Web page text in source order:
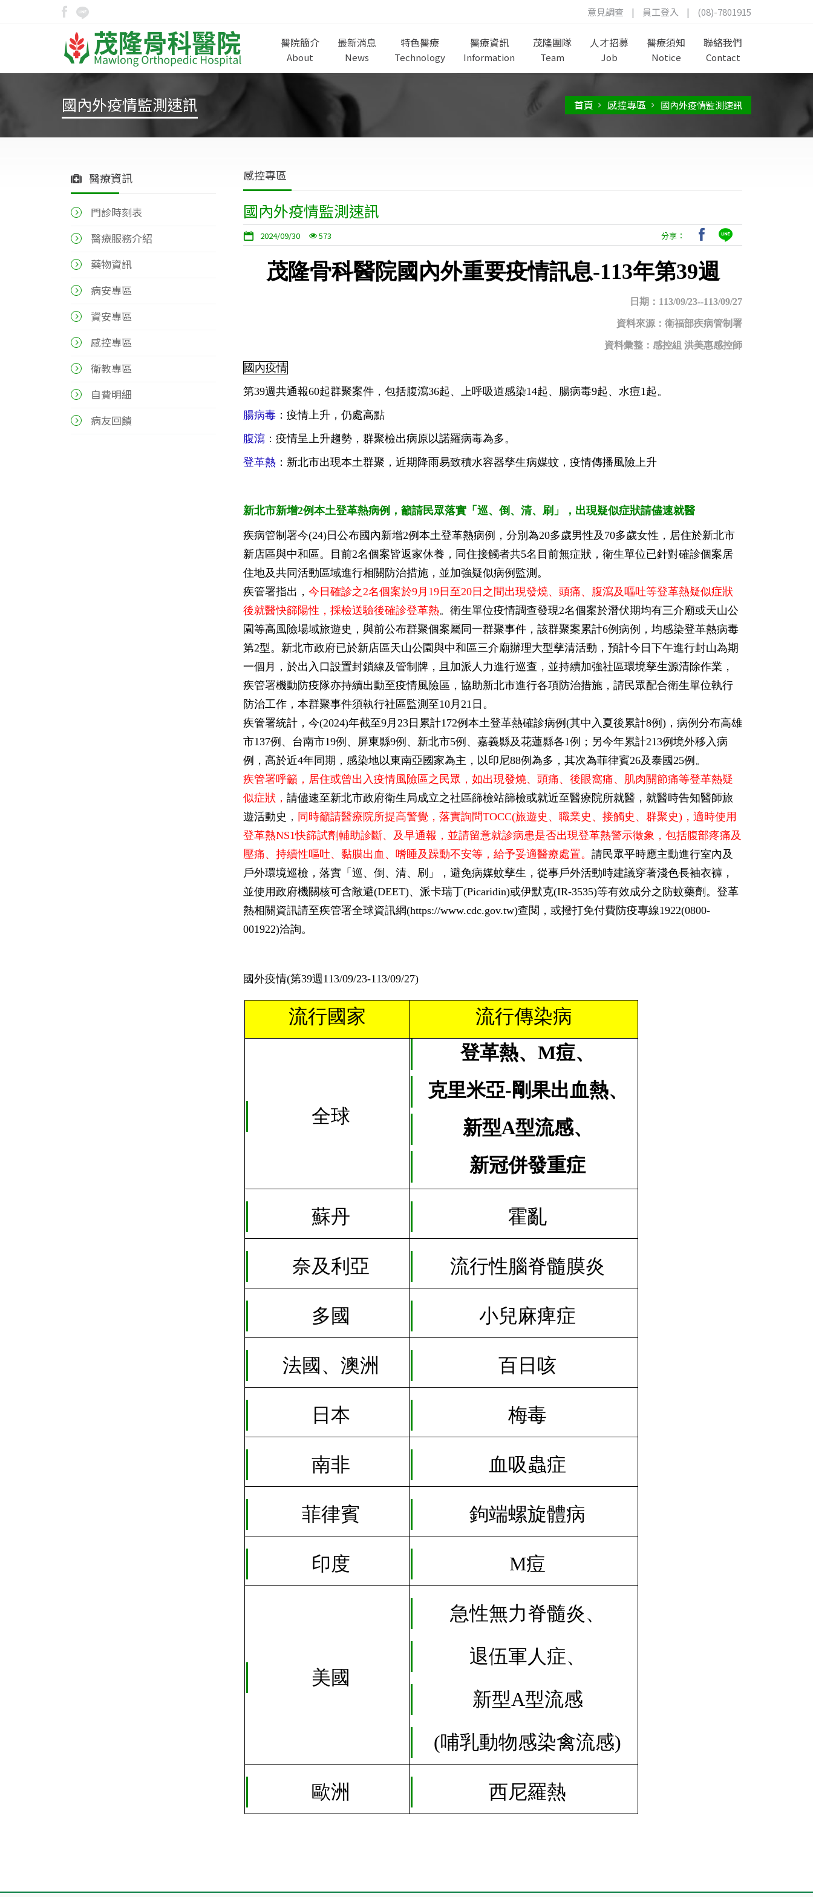
意見調查 | 員工登入 | (08)-7801915
醫院簡介
About
最新消息
News
特色醫療
Technology
醫療資訊
Information
茂隆團隊
Team
人才招募
Job
醫療須知
Notice
聯絡我們
Contact
國內外疫情監測速訊 首頁 感控專區 國內外疫情監測速訊
醫療資訊
門診時刻表
醫療服務介紹
藥物資訊
病安專區
資安專區
感控專區
衛教專區
自費明細
病友回饋
感控專區
國內外疫情監測速訊
2024/09/30 573 分享：
茂隆骨科醫院國內外重要疫情訊息-113年第39週
日期：113/09/23--113/09/27
資料來源：衛福部疾病管制署
資料彙整：感控組 洪美惠感控師
國內疫情
第39週共通報60起群聚案件，包括腹瀉36起、上呼吸道感染14起、腸病毒9起、水痘1起。
腸病毒 ：疫情上升，仍處高點
腹瀉 ：疫情呈上升趨勢，群聚檢出病原以諾羅病毒為多。
登革熱 ：新北市出現本土群聚，近期降雨易致積水容器孳生病媒蚊，疫情傳播風險上升
新北市新增2例本土登革熱病例，籲請民眾落實「巡、倒、清、刷」，出現疑似症狀請儘速就醫
疾病管制署今(24)日公布國內新增2例本土登革熱病例，分別為20多歲男性及70多歲女性，居住於新北市
新店區與中和區。目前2名個案皆返家休養，同住接觸者共5名目前無症狀，衛生單位已針對確診個案居
住地及共同活動區域進行相關防治措施，並加強疑似病例監測。
疾管署指出， 今日確診之2名個案於9月19日至20日之間出現發燒、頭痛、腹瀉及嘔吐等登革熱疑似症狀
後就醫快篩陽性，採檢送驗後確診登革熱。衛生單位疫情調查發現2名個案於潛伏期均有三介廟或天山公
園等高風險場域旅遊史，與前公布群聚個案屬同一群聚事件，該群聚案累計6例病例，均感染登革熱病毒
第2型。新北市政府已於新店區天山公園與中和區三介廟辦理大型孳清活動，預計今日下午進行封山為期
一個月，於出入口設置封鎖線及管制牌，且加派人力進行巡查，並持續加強社區環境孳生源清除作業，
疾管署機動防疫隊亦持續出動至疫情風險區，協助新北市進行各項防治措施，請民眾配合衛生單位執行
防治工作，本群聚事件須執行社區監測至10月21日。
疾管署統計，今(2024)年截至9月23日累計172例本土登革熱確診病例(其中入夏後累計8例)，病例分布高雄
市137例、台南市19例、屏東縣9例、新北市5例、嘉義縣及花蓮縣各1例；另今年累計213例境外移入病
例，高於近4年同期，感染地以東南亞國家為主，以印尼88例為多，其次為菲律賓26及泰國25例。
疾管署呼籲，居住或曾出入疫情風險區之民眾，如出現發燒、頭痛、後眼窩痛、肌肉關節痛等登革熱疑
似症狀， 請儘速至新北市政府衛生局成立之社區篩檢站篩檢或就近至醫療院所就醫，就醫時告知醫師旅
遊活動史 ， 同時籲請醫療院所提高警覺，落實詢問TOCC(旅遊史、職業史、接觸史、群聚史)，適時使用
登革熱NS1快篩試劑輔助診斷、及早通報，並請留意就診病患是否出現登革熱警示徵象，包括腹部疼痛及
壓痛、持續性嘔吐、黏膜出血、嗜睡及躁動不安等，給予妥適醫療處置。 請民眾平時應主動進行室內及
戶外環境巡檢，落實「巡、倒、清、刷」，避免病媒蚊孳生，從事戶外活動時建議穿著淺色長袖衣褲，
並使用政府機關核可含敵避(DEET)、派卡瑞丁(Picaridin)或伊默克(IR-3535)等有效成分之防蚊藥劑。登革
熱相關資訊請至疾管署全球資訊網(https://www.cdc.gov.tw)查閱，或撥打免付費防疫專線1922(0800-
001922)洽詢。
國外疫情(第39週113/09/23-113/09/27)
流行國家 流行傳染病
全球
登革熱、M痘、
克里米亞-剛果出血熱、
新型A型流感、
新冠併發重症
蘇丹 霍亂
奈及利亞 流行性腦脊髓膜炎
多國 小兒麻痺症
法國 、澳洲 百日咳
日本 梅毒
南非 血吸蟲症
菲律賓 鉤端螺旋體病
印度 M痘
美國
急性無力脊髓炎、
退伍軍人症、
新型A型流感
(哺乳動物感染禽流感)
歐洲 西尼羅熱